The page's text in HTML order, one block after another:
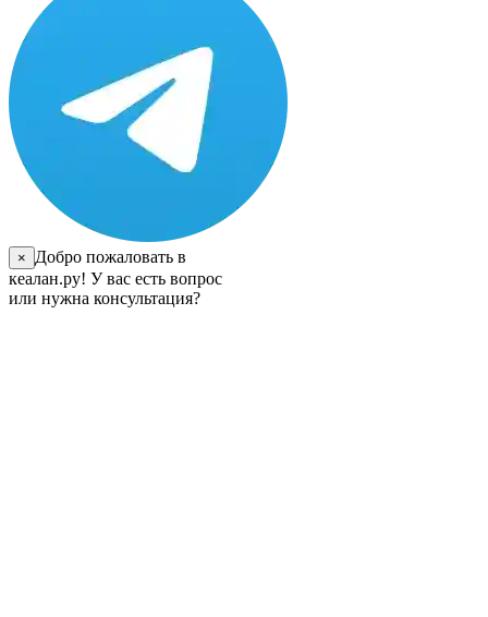
×
Добро пожаловать в
кеалан.ру! У вас есть вопрос
или нужна консультация?